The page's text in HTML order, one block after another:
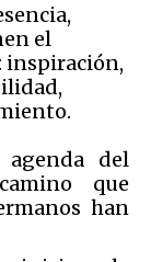
el
inspiración,
del
que
han